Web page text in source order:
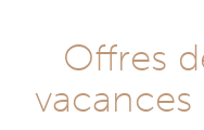
Offres
vacances